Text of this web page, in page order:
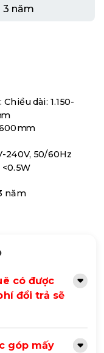
3 năm
Chiều dài: 1.150-
240V, 50/60Hz
<0.5W
năm
có được
đổi trả sẽ
góp mấy